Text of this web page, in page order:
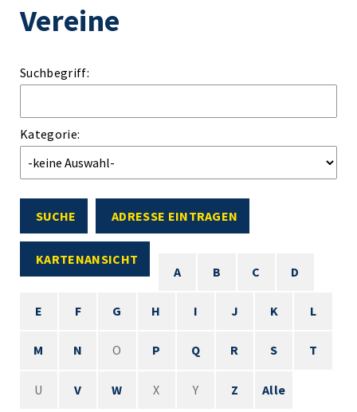
Vereine
Suchbegriff:
Kategorie:
SUCHE ADRESSE EINTRAGEN
KARTENANSICHT
A
B C D
E F G H I J K L
M N O P Q R S T
U V W X Y Z Alle